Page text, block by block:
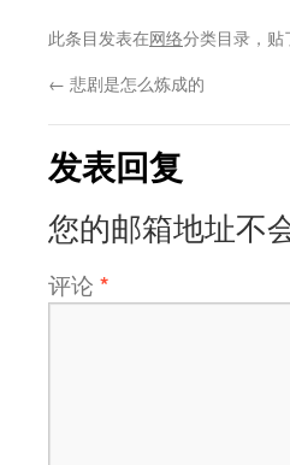
此条目发表在网络分类目录，贴
← 悲剧是怎么炼成的
发表回复
您的邮箱地址不
评论 *